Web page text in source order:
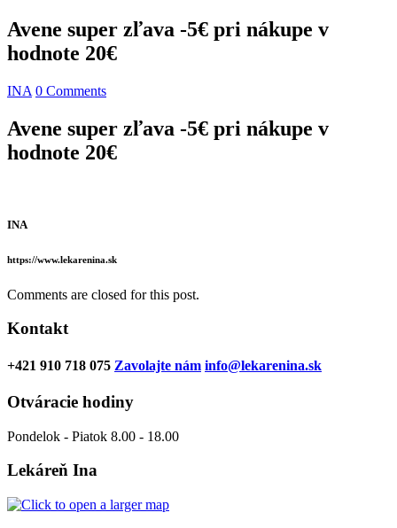
Avene super zľava -5€ pri nákupe v
hodnote 20€
INA 0 Comments
Avene super zľava -5€ pri nákupe v
hodnote 20€
INA
https://www.lekarenina.sk
Comments are closed for this post.
Kontakt
+421 910 718 075 Zavolajte nám info@lekarenina.sk
Otváracie hodiny
Pondelok - Piatok 8.00 - 18.00
Lekáreň Ina